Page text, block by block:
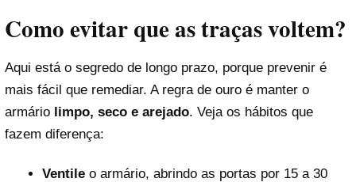
Como evitar que as traças voltem?
Aqui está o segredo de longo prazo, porque prevenir é
mais fácil que remediar. A regra de ouro é manter o
armário limpo, seco e arejado. Veja os hábitos que
fazem diferença:
Ventileo armário, abrindo as portas por 15 a 30